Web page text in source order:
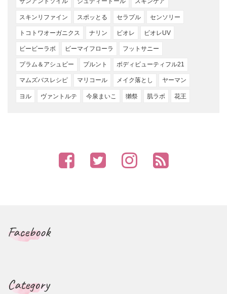
スキンリファイン スポッとる セラプル センソリー
トコトワオーガニクス ナリン ビオレ ビオレUV
ビービーラボ ビーマイフローラ フットサニー
プラム＆アシュビー プルント ボディビューティフル21
マムズバスレシピ マリコール メイク落とし ヤーマン
ヨル ヴァントルテ 今泉まいこ 獺祭 肌ラボ 花王
Facebook
Category